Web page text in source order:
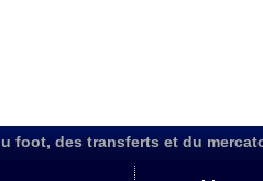
foot, des transferts et du